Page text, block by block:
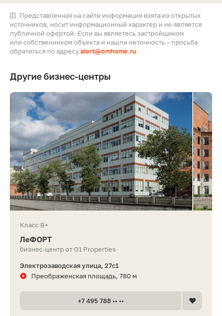
Представленная на сайте информация взята из открытых
источников, носит информационный характер и не является
публичной офертой. Если вы являетесь застройщиком
или собственником объекта и нашли неточность – просьба
обратиться по адресуalert@omhome.ru.
Другие бизнес-центры
Класс B+
ЛеФОРТ
бизнес-центр от O1 Properties
Электрозаводская улица, 27с1
Преображенская площадь, 780 м
+7 495 788 •• ••